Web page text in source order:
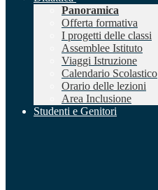
Panoramica
Offerta formativa
I progetti delle classi
Assemblee Istituto
Viaggi Istruzione
Calendario Scolastico
Orario delle lezioni
Area Inclusione
Studenti e Genitori